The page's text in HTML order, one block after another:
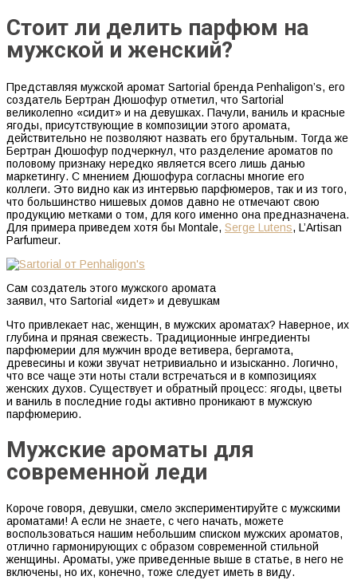
Стоит ли делить парфюм на
мужской и женский?
Представляя мужской аромат Sartorial бренда Penhaligon’s, его
создатель Бертран Дюшофур отметил, что Sartorial
великолепно «сидит» и на девушках. Пачули, ваниль и красные
ягоды, присутствующие в композиции этого аромата,
действительно не позволяют назвать его брутальным. Тогда же
Бертран Дюшофур подчеркнул, что разделение ароматов по
половому признаку нередко является всего лишь данью
маркетингу. С мнением Дюшофура согласны многие его
коллеги. Это видно как из интервью парфюмеров, так и из того,
что большинство нишевых домов давно не отмечают свою
продукцию метками о том, для кого именно она предназначена.
Для примера приведем хотя бы Montale, Serge Lutens, L’Artisan
Parfumeur.
Сам создатель этого мужского аромата
заявил, что Sartorial «идет» и девушкам
Что привлекает нас, женщин, в мужских ароматах? Наверное, их
глубина и пряная свежесть. Традиционные ингредиенты
парфюмерии для мужчин вроде ветивера, бергамота,
древесины и кожи звучат нетривиально и изысканно. Логично,
что все чаще эти ноты стали встречаться и в композициях
женских духов. Существует и обратный процесс: ягоды, цветы
и ваниль в последние годы активно проникают в мужскую
парфюмерию.
Мужские ароматы для
современной леди
Короче говоря, девушки, смело экспериментируйте с мужскими
ароматами! А если не знаете, с чего начать, можете
воспользоваться нашим небольшим списком мужских ароматов,
отлично гармонирующих с образом современной стильной
женщины. Ароматы, уже приведенные выше в статье, в него не
включены, но их, конечно, тоже следует иметь в виду.